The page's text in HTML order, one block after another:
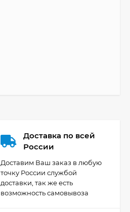
Доставка по всей
России
Доставим Ваш заказ в любую
точку России службой
доставки, так же есть
возможность самовывоза